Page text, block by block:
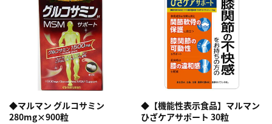
◆マルマン グルコサミン
280mg×900粒
◆【機能性表示食品】マルマン
ひざケアサポート 30粒